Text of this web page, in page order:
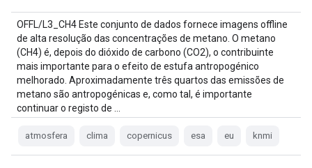
OFFL/L3_CH4 Este conjunto de dados fornece imagens offline
de alta resolução das concentrações de metano. O metano
(CH4) é, depois do dióxido de carbono (CO2), o contribuinte
mais importante para o efeito de estufa antropogénico
melhorado. Aproximadamente três quartos das emissões de
metano são antropogénicas e, como tal, é importante
continuar o registo de …
atmosfera clima copernicus esa eu knmi